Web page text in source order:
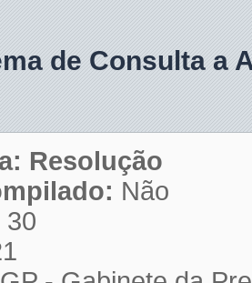
de Consulta a
Resolução
Não
30